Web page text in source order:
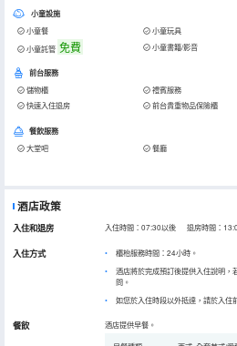
小童設施
小童餐 小童玩具
小童託管 免費 小童書籍/影音
前台服務
儲物櫃 禮賓服務
快速入住退房
前台貴重物品保險櫃
餐飲服務
大堂吧 餐廳
酒店政策
入住和退房 入住時間：07:30以後 退房時間：
入住方式
櫃枱服務時間：24小時。
酒店將於完成預訂後提供入住說明，
問。
如您於入住時段以外抵達，請於入住
餐飲 酒店提供早餐。